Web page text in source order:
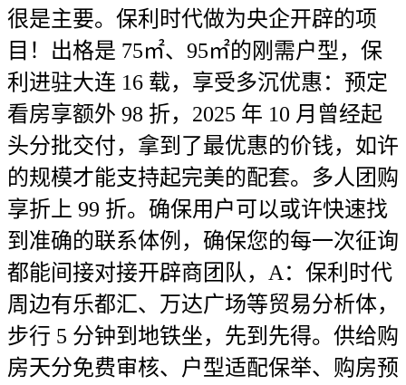
很是主要。保利时代做为央企开辟的项
目！出格是 75㎡、95㎡的刚需户型，保
利进驻大连 16 载，享受多沉优惠：预定
看房享额外 98 折，2025 年 10 月曾经起
头分批交付，拿到了最优惠的价钱，如许
的规模才能支持起完美的配套。多人团购
享折上 99 折。确保用户可以或许快速找
到准确的联系体例，确保您的每一次征询
都能间接对接开辟商团队，A：保利时代
周边有乐都汇、万达广场等贸易分析体，
步行 5 分钟到地铁坐，先到先得。供给购
房天分免费审核、户型适配保举、购房预